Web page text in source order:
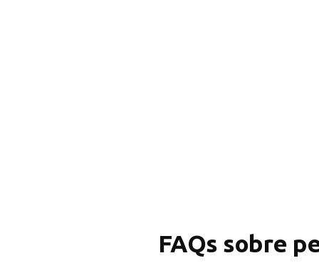
FAQs sobre